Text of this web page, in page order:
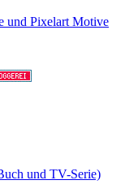
und TV-Serie)